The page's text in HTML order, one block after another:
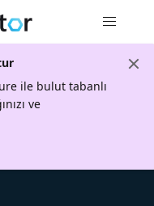
ile bulut tabanlı
ve